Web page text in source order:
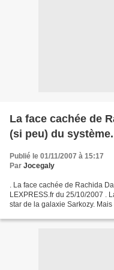
La face cachée de
(si peu) du système.
Publié le 01/11/2007 à 15:17
Par Jocegaly
. La face cachée de Rachida
LEXPRESS.fr du 25/10/2007 .
star de la galaxie Sarkozy.